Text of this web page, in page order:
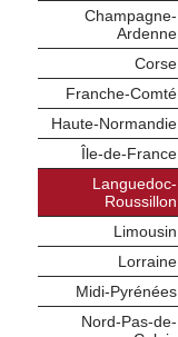
Champagne-
Ardenne
Corse
Franche-Comté
Haute-Normandie
Île-de-France
Languedoc-
Roussillon
Limousin
Lorraine
Midi-Pyrénées
Nord-Pas-de-